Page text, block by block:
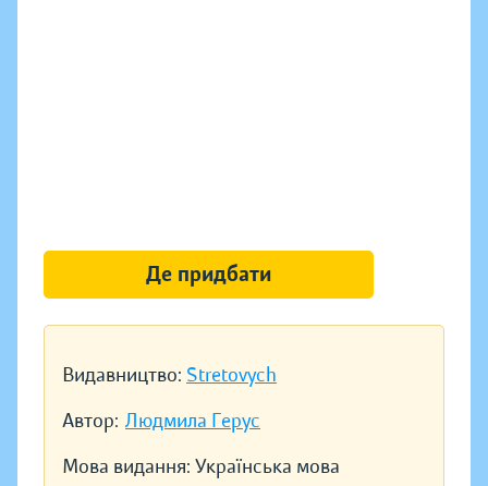
Видавництво: Stretovych
Автор: Людмила Герус
Мова видання: Українська мова
Де придбати